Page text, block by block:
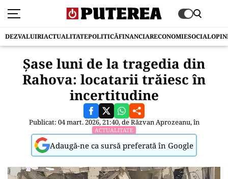
DEZVALUIRIACTUALITATEPOLITICĂFINANCIARECONOMIESOCIAL
Șase luni de la tragedia din
Rahova: locatarii trăiesc în
incertitudine
Publicat: 04 mart. 2026, 21:40, deRăzvan Aprozeanu, în
ACTUALITATE
Adaugă-ne ca sursă preferată în Google